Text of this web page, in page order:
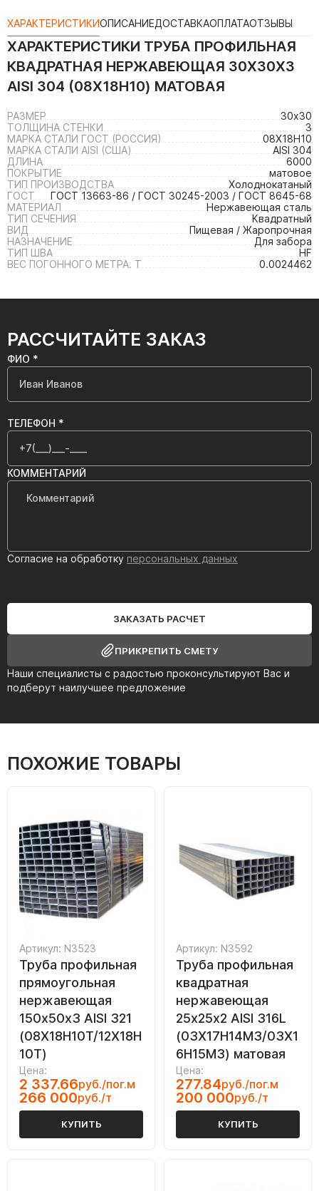
ХАРАКТЕРИСТИКИОПИСАНИЕДОСТАВКАОПЛАТАОТЗЫВЫ
ХАРАКТЕРИСТИКИ ТРУБА ПРОФИЛЬНАЯ
КВАДРАТНАЯ НЕРЖАВЕЮЩАЯ 30Х30Х3
AISI 304 (08Х18Н10) МАТОВАЯ
РАЗМЕР
30х30
ТОЛЩИНА СТЕНКИ
3
МАРКА СТАЛИ ГОСТ (РОССИЯ)
08Х18Н10
МАРКА СТАЛИ AISI (США)
AISI 304
ДЛИНА
6000
ПОКРЫТИЕ
матовое
ТИП ПРОИЗВОДСТВА
Холоднокатаный
ГОСТ
ГОСТ 13663-86 / ГОСТ 30245-2003 / ГОСТ 8645-68
МАТЕРИАЛ
Нержавеющая сталь
ТИП СЕЧЕНИЯ
Квадратный
ВИД
Пищевая / Жаропрочная
НАЗНАЧЕНИЕ
Для забора
ТИП ШВА
HF
ВЕС ПОГОННОГО МЕТРА. Т
0.0024462
РАССЧИТАЙТЕ ЗАКАЗ
Наши специалисты с радостью проконсультируют Вас и
подберут наилучшее предложение
ФИО *
ТЕЛЕФОН *
КОММЕНТАРИЙ
Согласие на обработку персональных данных
ЗАКАЗАТЬ РАСЧЕТ
ПРИКРЕПИТЬ СМЕТУ
ПОХОЖИЕ ТОВАРЫ
Артикул: N3523
Труба профильная
прямоугольная
нержавеющая
150х50х3 AISI 321
(08Х18Н10Т/12Х18Н
10Т)
Цена:
2 337.66руб./пог.м
266 000руб./т
КУПИТЬ
Артикул: N3592
Труба профильная
квадратная
нержавеющая
25х25х2 AISI 316L
(03Х17Н14М3/03Х1
6Н15М3) матовая
Цена:
277.84руб./пог.м
200 000руб./т
КУПИТЬ